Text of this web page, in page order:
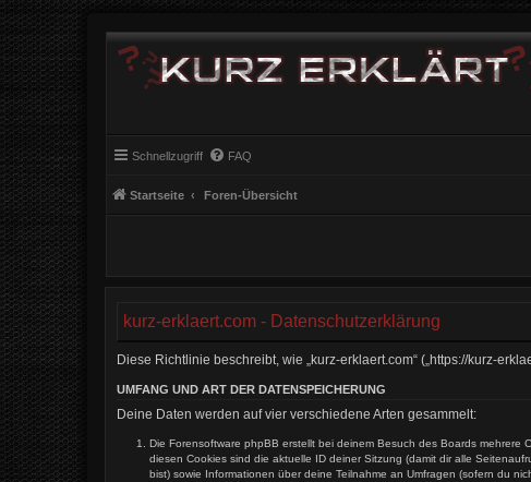
Schnellzugriff FAQ
Startseite Foren-Übersicht
kurz-erklaert.com - Datenschutzerklärung
Diese Richtlinie beschreibt, wie „kurz-erklaert.com“ („https://kurz-
UMFANG UND ART DER DATENSPEICHERUNG
Deine Daten werden auf vier verschiedene Arten gesammelt:
Die Forensoftware phpBB erstellt bei deinem Besuch des Boards
diesen Cookies sind die aktuelle ID deiner Sitzung (damit dir alle
bist) sowie Informationen über deine Teilnahme an Umfragen (sofern du